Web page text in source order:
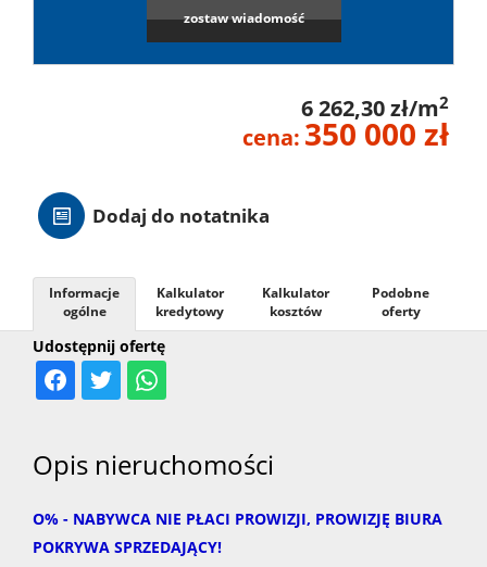
Lokale
zostaw wiadomość
6 262,30 zł/m2
cena: 350 000 zł
Dodaj do notatnika
Udostępnij ofertę
Informacje
ogólne
Kalkulator
kredytowy
Kalkulator
kosztów
Podobne
oferty
Opis nieruchomości
O% - NABYWCA NIE PŁACI PROWIZJI, PROWIZJĘ BIURA
POKRYWA SPRZEDAJĄCY!